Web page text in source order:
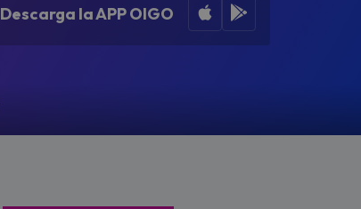
Descarga la APP OIGO Apple App Store